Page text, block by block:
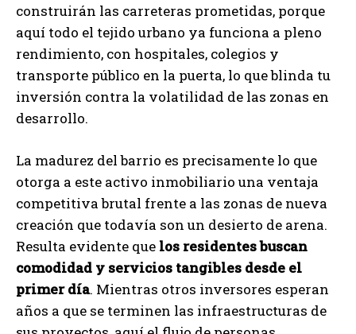
construirán las carreteras prometidas, porque
aquí todo el tejido urbano ya funciona a pleno
rendimiento, con hospitales, colegios y
transporte público en la puerta, lo que blinda tu
inversión contra la volatilidad de las zonas en
desarrollo.
La madurez del barrio es precisamente lo que
otorga a este activo inmobiliario una ventaja
competitiva brutal frente a las zonas de nueva
creación que todavía son un desierto de arena.
Resulta evidente que los residentes buscan
comodidad y servicios tangibles desde el
primer día. Mientras otros inversores esperan
años a que se terminen las infraestructuras de